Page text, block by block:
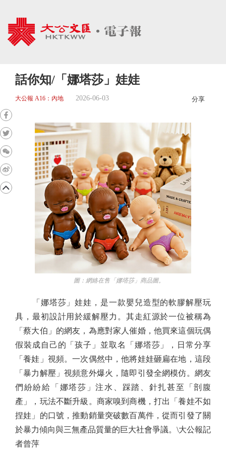
話你知/「娜塔莎」娃娃
大公報 A16：內地 2026-06-03 分享
圖：網絡在售「娜塔莎」商品圖。
「娜塔莎」娃娃，是一款嬰兒造型的軟膠解壓玩
具，最初設計用於緩解壓力。其走紅源於一位被稱為
「蔡大伯」的網友，為應對家人催婚，他買來這個玩偶
假裝成自己的「孩子」並取名「娜塔莎」，日常分享
「養娃」視頻。一次偶然中，他將娃娃砸扁在地，這段
「暴力解壓」視頻意外爆火，隨即引發全網模仿。網友
們紛紛給「娜塔莎」注水、踩踏、針扎甚至「剖腹
產」，玩法不斷升級。商家嗅到商機，打出「養娃不如
捏娃」的口號，推動銷量突破數百萬件，從而引發了關
於暴力傾向與三無產品質量的巨大社會爭議。\大公報記
者曾萍